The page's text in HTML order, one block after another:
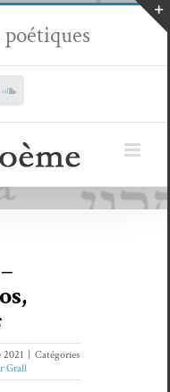
SoundCloud
2021
Catégories
Grall